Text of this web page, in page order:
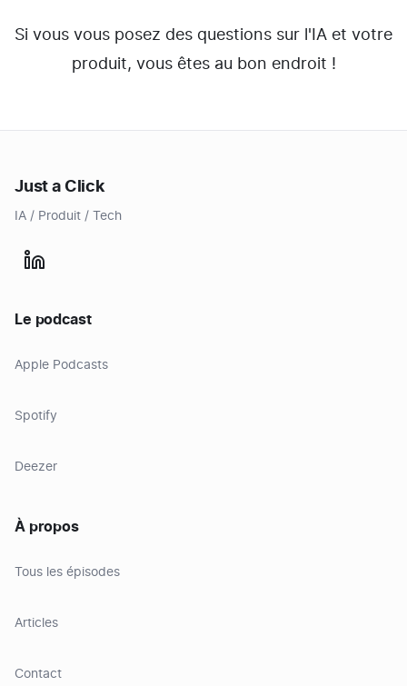
Si vous vous posez des questions sur l'IA et votre
produit, vous êtes au bon endroit !
Just a Click
IA / Produit / Tech
Le podcast
Apple Podcasts
Spotify
Deezer
À propos
Tous les épisodes
Articles
Contact